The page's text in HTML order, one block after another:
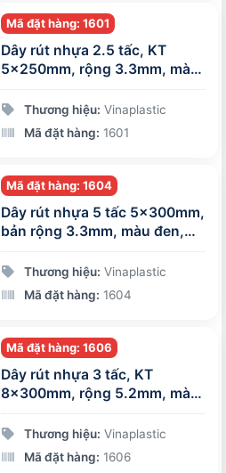
Mã đặt hàng: 1601
Dây rút nhựa 2.5 tấc, KT
5x250mm, rộng 3.3mm, màu
Thương hiệu: Vinaplastic
Mã đặt hàng: 1601
Mã đặt hàng: 1604
Dây rút nhựa 5 tấc 5x300mm,
bản rộng 3.3mm, màu đen,
Thương hiệu: Vinaplastic
Mã đặt hàng: 1604
Mã đặt hàng: 1606
Dây rút nhựa 3 tấc, KT
8x300mm, rộng 5.2mm, màu
Thương hiệu: Vinaplastic
Mã đặt hàng: 1606